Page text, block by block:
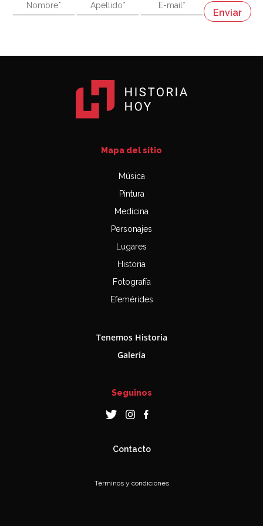
"En política, la estupidez no es una desventaja"
Napoleón
Mapa del sitio
Música
Pintura
Medicina
Personajes
Lugares
Historia
Fotografía
Efemérides
Tenemos Historia
Galería
Seguinos
Contacto
Términos y condiciones